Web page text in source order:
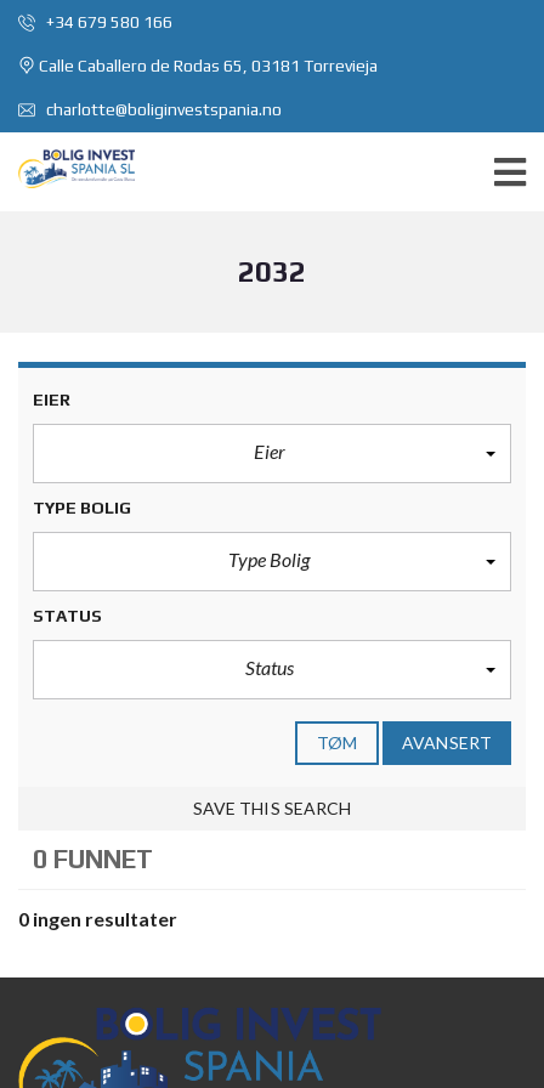
+34 679 580 166
Calle Caballero de Rodas 65, 03181 Torrevieja
charlotte@boliginvestspania.no
2032
EIER
Eier
TYPE BOLIG
Type Bolig
STATUS
Status
TØM AVANSERT
SAVE THIS SEARCH
0 FUNNET
0 ingen resultater